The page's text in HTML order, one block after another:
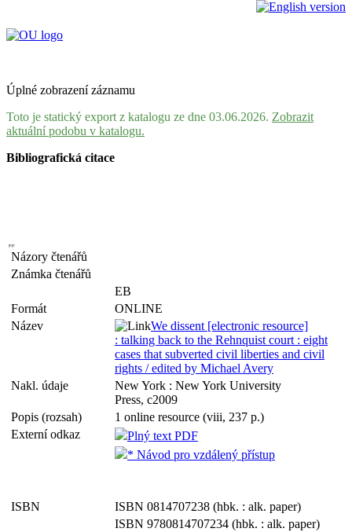
Úplné zobrazení záznamu
Toto je statický export z katalogu ze dne 03.06.2026. Zobrazit
aktuální podobu v katalogu.
Bibliografická citace
Názory čtenářů
Známka čtenářů
EB
Formát
ONLINE
Název
We dissent [electronic resource]
: talking back to the Rehnquist court : eight
cases that subverted civil liberties and civil
rights / edited by Michael Avery
Nakl. údaje
New York : New York University
Press, c2009
Popis (rozsah)
1 online resource (viii, 237 p.)
Externí odkaz
Plný text PDF
* Návod pro vzdálený přístup
ISBN
ISBN 0814707238 (hbk. : alk. paper)
ISBN 9780814707234 (hbk. : alk. paper)